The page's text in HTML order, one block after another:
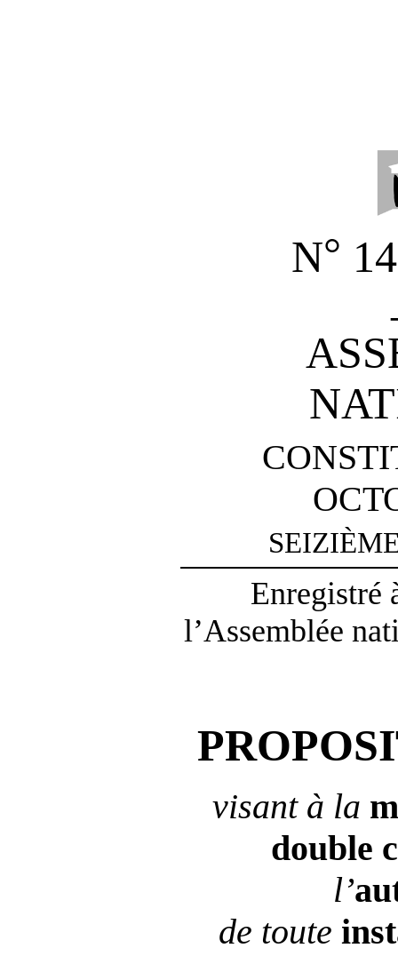
N°
Enregistré
l’Assemblée
visant à la
double
l’
de toute